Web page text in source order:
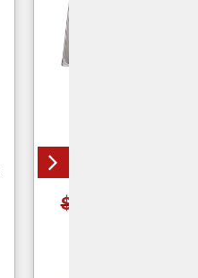
DEPÓSITO
$